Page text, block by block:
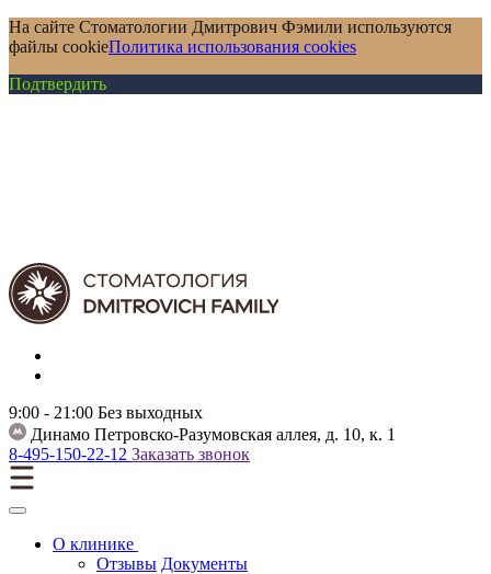
На сайте Стоматологии Дмитрович Фэмили используются
файлы cookieПолитика использования cookies
Подтвердить
9:00 - 21:00 Без выходных
Динамо Петровско-Разумовская аллея, д. 10, к. 1
8-495-150-22-12 Заказать звонок
О клинике
Отзывы Документы